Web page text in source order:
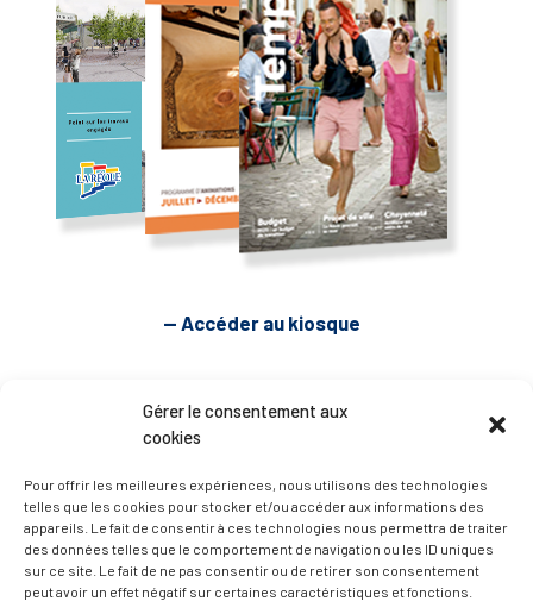
Gérer le consentement aux
cookies
Pour offrir les meilleures expériences, nous utilisons des technologies
telles que les cookies pour stocker et/ou accéder aux informations des
appareils. Le fait de consentir à ces technologies nous permettra de traiter
des données telles que le comportement de navigation ou les ID uniques
sur ce site. Le fait de ne pas consentir ou de retirer son consentement
peut avoir un effet négatif sur certaines caractéristiques et fonctions.
— Accéder au kiosque
D’ART ET D’HISTOIRE